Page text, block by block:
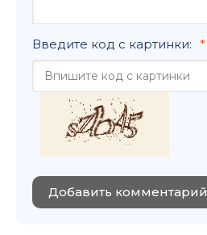
Введите код с картинки:
Добавить комментарий